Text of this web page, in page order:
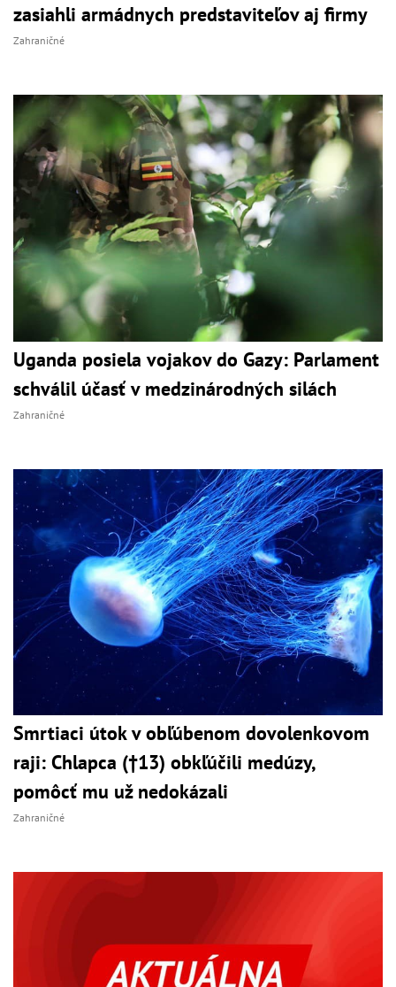
zasiahli armádnych predstaviteľov aj firmy
Zahraničné
Uganda posiela vojakov do Gazy: Parlament
schválil účasť v medzinárodných silách
Zahraničné
Smrtiaci útok v obľúbenom dovolenkovom
raji: Chlapca (†13) obkľúčili medúzy,
pomôcť mu už nedokázali
Zahraničné